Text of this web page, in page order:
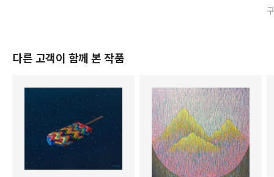
다른 고객이 함께 본 작품